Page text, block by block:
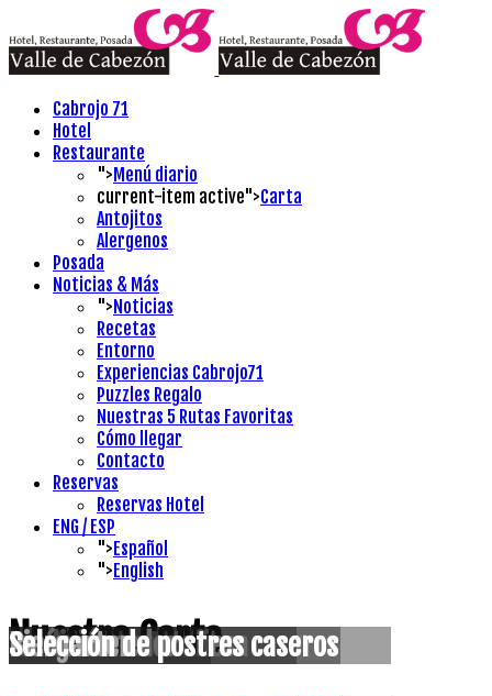
Cabrojo 71
Hotel
Restaurante
"> Menú diario
current-item active">Carta
Antojitos
Alergenos
Posada
Noticias & Más
">Noticias
Recetas
Entorno
Experiencias Cabrojo71
Puzzles Regalo
Nuestras 5 Rutas Favoritas
Cómo llegar
Contacto
Reservas
Reservas Hotel
ENG / ESP
"> Español
"> English
Tradición montañesa
Salón comedor
Biergarten
Selección de postres caseros
Nuestra Carta